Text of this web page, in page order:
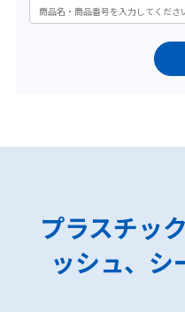
プラスチッ
ッシュ、シ